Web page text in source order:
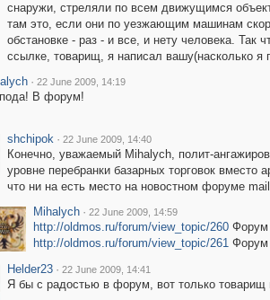
снаружи, стреляли по всем движущимся
там это, если они по уезжающим машинам
обстановке - раз - и все, и нету человека.
ссылке, товарищ, я написал вашу(насколько я
· 22 June 2009, 14:19
В форум!
shchipok · 22 June 2009, 14:40
Конечно, уважаемый Mihalych, полит-
уровне перебранки базарных торговок
что ни на есть место на новостном форуме
Mihalych · 22 June 2009, 14:59
http://oldmos.ru/forum/view_topic/260Форум
http://oldmos.ru/forum/view_topic/261Форум
Helder23 · 22 June 2009, 14:41
Я бы с радостью в форум, вот только товарищ